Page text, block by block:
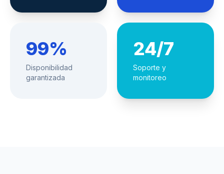
99%
Disponibilidad
garantizada
24/7
Soporte y
monitoreo